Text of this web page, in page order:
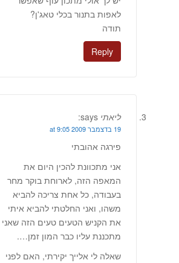
לאפות בתנור בכלי טאג'ן?
תודה
Reply
ליאתי says:
19 בדצמבר 2009 at 9:05
פירגה אהובתי
אני מתכוונת להכין היום את
המאפה הזה, לארוחת בוקר מחר
בעבודה, כל אחת צריכה להביא
משהו, ואני החלטתי להביא איתי
את הקניש הטעים טעים הזה שאני
מתכננת עליו כבר המון זמן….
שאלה לי אלייך יקירתי, האם לפני